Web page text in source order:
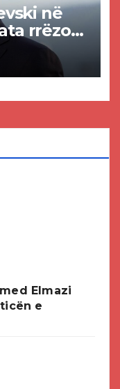
në
rrëzon
e
VMRO-
Elmazi
e